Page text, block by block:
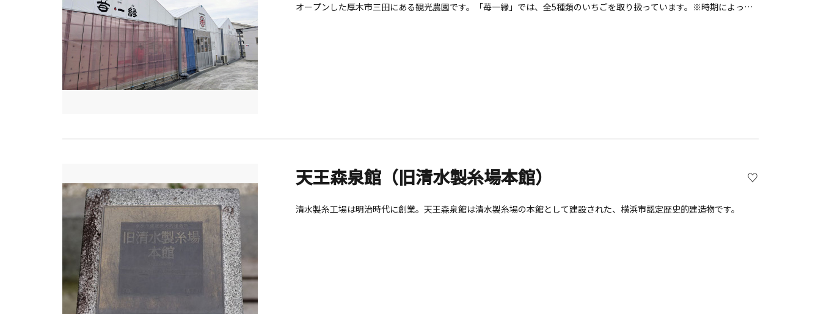
オープンした厚木市三田にある観光農園です。「苺一縁」では、全5種類のいちごを取り扱っています。※時期によって
天王森泉館（旧清水製糸場本館）
清水製糸工場は明治時代に創業。天王森泉館は清水製糸場の本館として建設された、横浜市認定歴史的建造物です。